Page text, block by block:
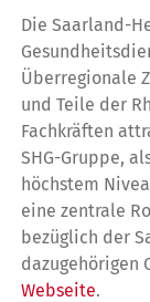
Die Saarland-
Überregionale
und Teile der
Fachkräften
SHG-Gruppe,
höchstem
eine zentrale
bezüglich der
dazugehörigen
Webseite.